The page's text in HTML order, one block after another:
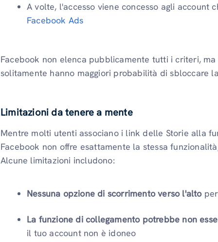
A volte, l'accesso viene concesso agli account
Facebook Ads
Facebook non elenca pubblicamente tutti i criteri,
solitamente hanno maggiori probabilità di sbloccare
Limitazioni da tenere a mente
Mentre molti utenti associano i link delle Storie alla
Facebook non offre esattamente la stessa
Alcune limitazioni includono:
Nessuna opzione di scorrimento verso l'altoper
La funzione di collegamento potrebbe non
il tuo account non è idoneo